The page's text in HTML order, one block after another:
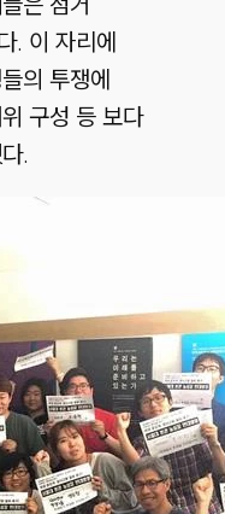
. 이 자리에
의 투쟁에
구성 등 보다
.